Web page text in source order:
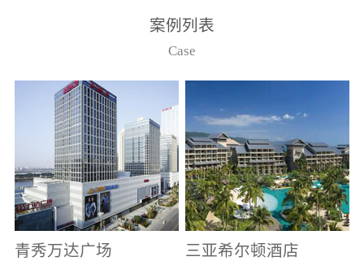
从监控主机上获取，最多
只能接6台，超过的需从现
案例列表
Case
青秀万达广场 三亚希尔顿酒店